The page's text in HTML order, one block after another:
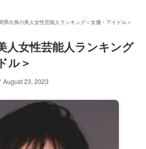
県出身の美人女性芸能人ランキング＜女優・アイドル＞
人女性芸能人ランキング
ル＞
August 23, 2023